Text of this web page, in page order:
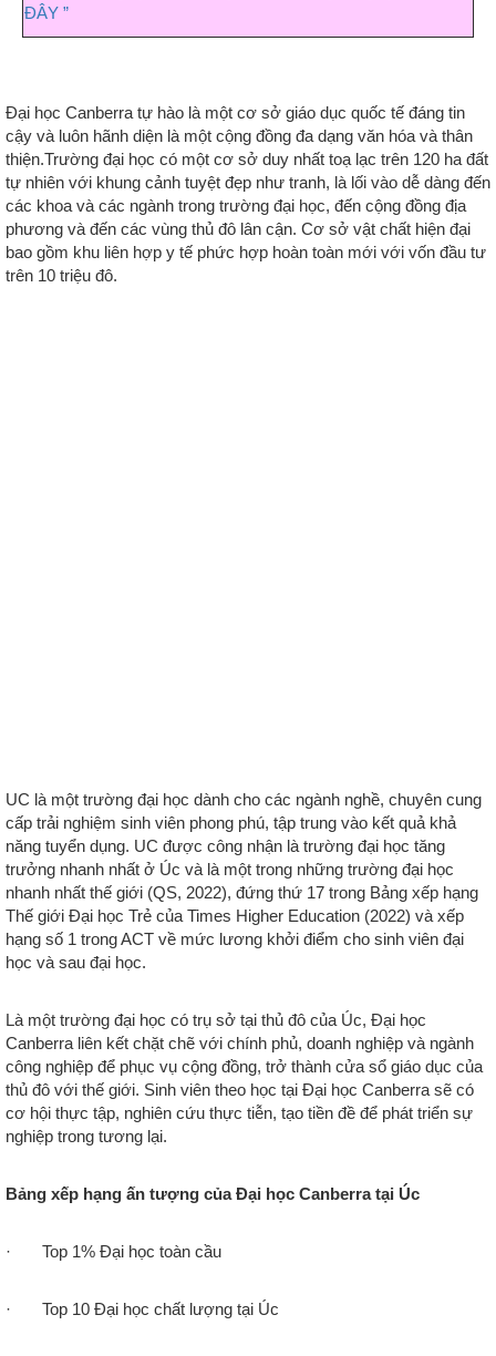
ĐÂY ”
Đại học Canberra tự hào là một cơ sở giáo dục quốc tế đáng tin
cậy và luôn hãnh diện là một cộng đồng đa dạng văn hóa và thân
thiện.Trường đại học có một cơ sở duy nhất toạ lạc trên 120 ha đất
tự nhiên với khung cảnh tuyệt đẹp như tranh, là lối vào dễ dàng đến
các khoa và các ngành trong trường đại học, đến cộng đồng địa
phương và đến các vùng thủ đô lân cận. Cơ sở vật chất hiện đại
bao gồm khu liên hợp y tế phức hợp hoàn toàn mới với vốn đầu tư
trên 10 triệu đô.
UC là một trường đại học dành cho các ngành nghề, chuyên cung
cấp trải nghiệm sinh viên phong phú, tập trung vào kết quả khả
năng tuyển dụng. UC được công nhận là trường đại học tăng
trưởng nhanh nhất ở Úc và là một trong những trường đại học
nhanh nhất thế giới (QS, 2022), đứng thứ 17 trong Bảng xếp hạng
Thế giới Đại học Trẻ của Times Higher Education (2022) và xếp
hạng số 1 trong ACT về mức lương khởi điểm cho sinh viên đại
học và sau đại học.
Là một trường đại học có trụ sở tại thủ đô của Úc, Đại học
Canberra liên kết chặt chẽ với chính phủ, doanh nghiệp và ngành
công nghiệp để phục vụ cộng đồng, trở thành cửa sổ giáo dục của
thủ đô với thế giới. Sinh viên theo học tại Đại học Canberra sẽ có
cơ hội thực tập, nghiên cứu thực tiễn, tạo tiền đề để phát triển sự
nghiệp trong tương lại.
Bảng xếp hạng ấn tượng của Đại học Canberra tại Úc
· Top 1% Đại học toàn cầu
· Top 10 Đại học chất lượng tại Úc